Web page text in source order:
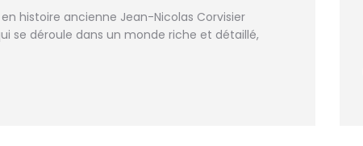
histoire ancienne Jean-Nicolas Corvisier
se déroule dans un monde riche et détaillé,